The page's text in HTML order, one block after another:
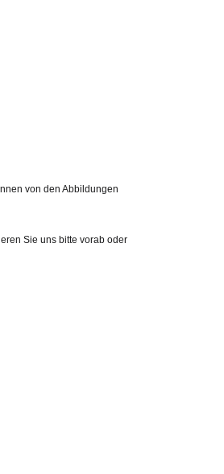
von den Abbildungen
Sie uns bitte vorab oder